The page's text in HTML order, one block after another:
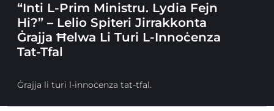
“Inti L-Prim Ministru. Lydia Fejn
Hi?” – Lelio Spiteri Jirrakkonta
Ġrajja Ħelwa Li Turi L-Innoċenza
Tat-Tfal
Ġrajja li turi l-innoċenza tat-tfal.